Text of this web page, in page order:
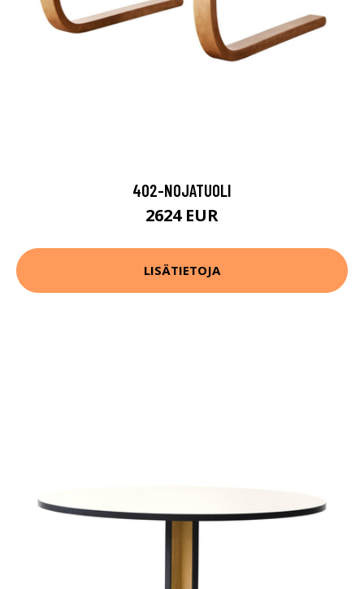
402-NOJATUOLI
2624 EUR
LISÄTIETOJA